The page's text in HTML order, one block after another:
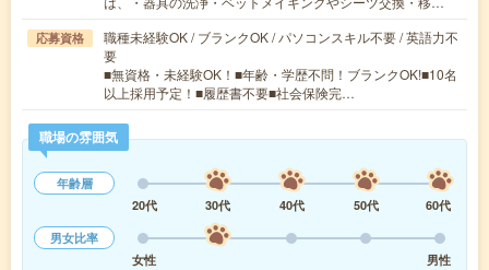
応募資格
職種未経験OK / ブランクOK / パソコンスキル不要 / 英語力不
要
■無資格・未経験OK！■年齢・学歴不問！ブランクOK!■10名
以上採用予定！■履歴書不要■社会保険完…
職場の雰囲気
年齢層
20代
30代 40代 50代
60代
男女比率
女性
男性